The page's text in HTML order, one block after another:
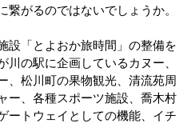
がるのではないでしょうか。
設「とよおか旅時間」の整備を
川の駅に企画しているカヌー、
、松川町の果物観光、清流苑周
ー、各種スポーツ施設、喬木村
ートウェイとしての機能、イチ